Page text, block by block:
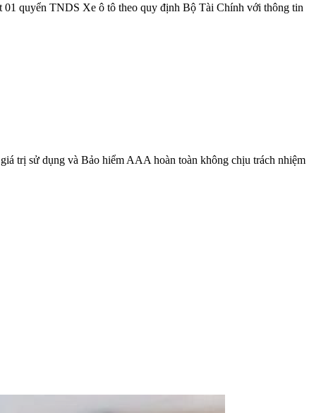
quyển TNDS Xe ô tô theo quy định Bộ Tài Chính với thông tin
trị sử dụng và Bảo hiểm AAA hoàn toàn không chịu trách nhiệm